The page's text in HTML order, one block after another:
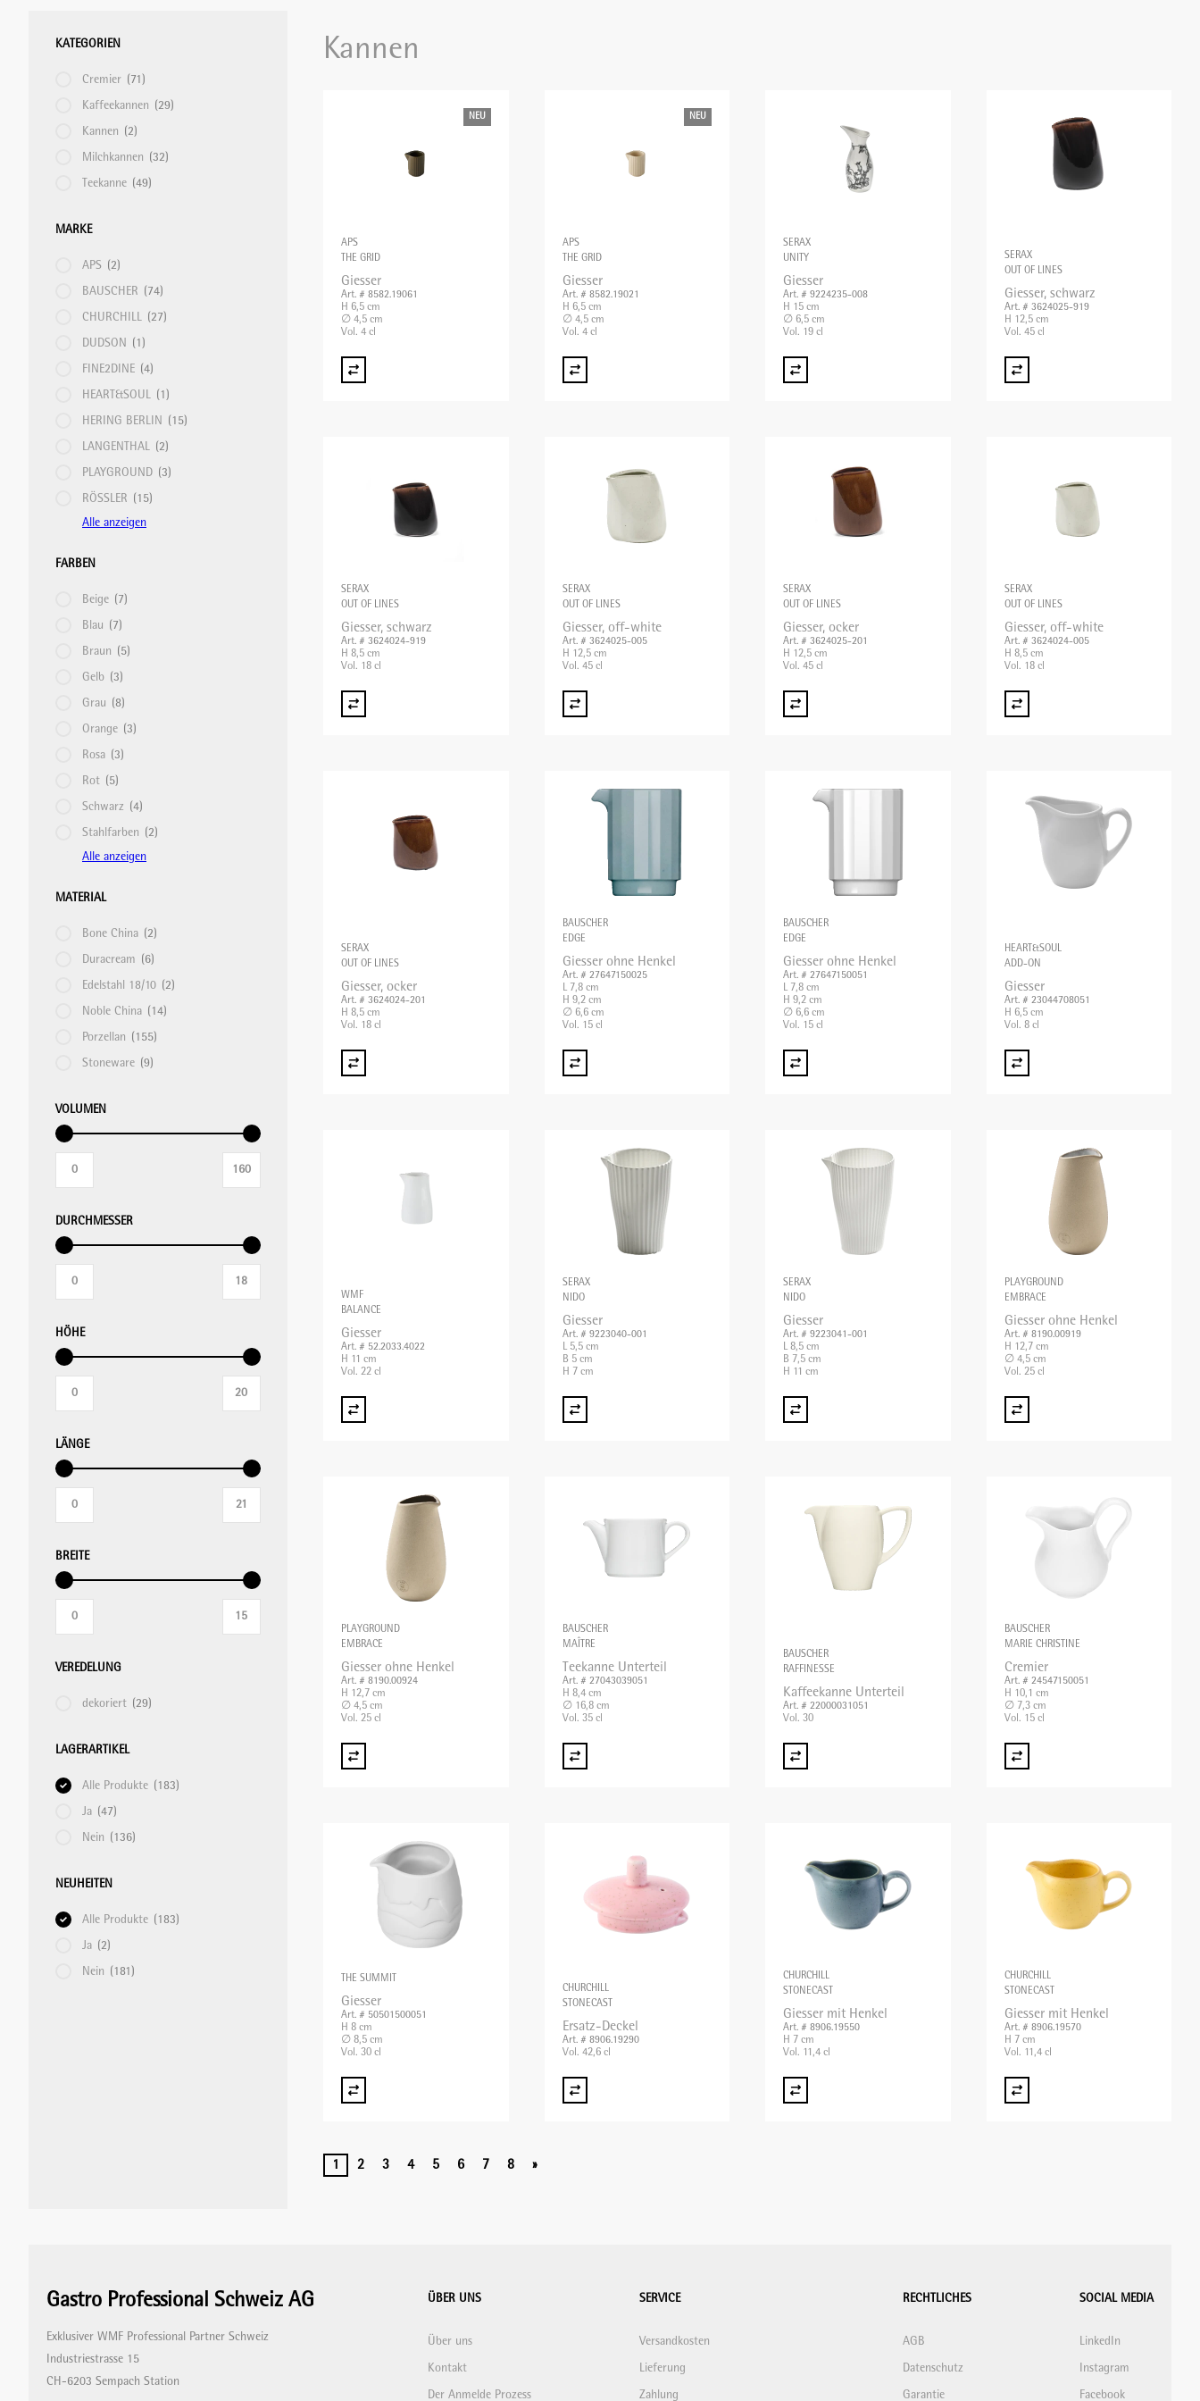
HEISSGETRÄNKE
KONTAKTGRILL/SALAMANDER
KÜHLGERÄTE/KÜHLVITRINEN
SCHNEIDEMASCHINEN
STABMIXER/GEWERBEMIXER/BLIXER
VAKUUMIERMASCHINEN
WAAGEN
TRINKGLÄSER MIT STIEL
KOCHGERÄTE
PIZZA/PASTA
SERVIERGESCHIRR
WEIN UND BAR
TISCHTEXTILIEN
PLATE-MATE
SERVIER-TRANSPORTWAGEN
SPEISETRANSPORT/GETRÄNKETRANSPORT
KATEGORIEN
Cremier (71)
Kaffeekannen (29)
Kannen (2)
Milchkannen (32)
Teekanne (49)
MARKE
APS (2)
BAUSCHER (74)
CHURCHILL (27)
DUDSON (1)
FINE2DINE (4)
HEART&SOUL (1)
HERING BERLIN (15)
LANGENTHAL (2)
PLAYGROUND (3)
RÖSSLER (15)
Alle anzeigen
FARBEN
Beige (7)
Blau (7)
Braun (5)
Gelb (3)
Grau (8)
Orange (3)
Rosa (3)
Rot (5)
Schwarz (4)
Stahlfarben (2)
Alle anzeigen
MATERIAL
Bone China (2)
Duracream (6)
Edelstahl 18/10 (2)
Noble China (14)
Porzellan (155)
Stoneware (9)
VOLUMEN
DURCHMESSER
HÖHE
LÄNGE
BREITE
VEREDELUNG
dekoriert (29)
LAGERARTIKEL
Alle Produkte (183)
Ja (47)
Nein (136)
NEUHEITEN
Alle Produkte (183)
Ja (2)
Nein (181)
Kannen
NEU
APS
THE GRID
Giesser
Art. # 8582.19061
H 6,5 cm
∅ 4,5 cm
Vol. 4 cl
NEU
APS
THE GRID
Giesser
Art. # 8582.19021
H 6,5 cm
∅ 4,5 cm
Vol. 4 cl
SERAX
UNITY
Giesser
Art. # 9224235-008
H 15 cm
∅ 6,5 cm
Vol. 19 cl
SERAX
OUT OF LINES
Giesser, schwarz
Art. # 3624025-919
H 12,5 cm
Vol. 45 cl
SERAX
OUT OF LINES
Giesser, schwarz
Art. # 3624024-919
H 8,5 cm
Vol. 18 cl
SERAX
OUT OF LINES
Giesser, off-white
Art. # 3624025-005
H 12,5 cm
Vol. 45 cl
SERAX
OUT OF LINES
Giesser, ocker
Art. # 3624025-201
H 12,5 cm
Vol. 45 cl
SERAX
OUT OF LINES
Giesser, off-white
Art. # 3624024-005
H 8,5 cm
Vol. 18 cl
SERAX
OUT OF LINES
Giesser, ocker
Art. # 3624024-201
H 8,5 cm
Vol. 18 cl
BAUSCHER
EDGE
Giesser ohne Henkel
Art. # 27647150025
L 7,8 cm
H 9,2 cm
∅ 6,6 cm
Vol. 15 cl
BAUSCHER
EDGE
Giesser ohne Henkel
Art. # 27647150051
L 7,8 cm
H 9,2 cm
∅ 6,6 cm
Vol. 15 cl
HEART&SOUL
ADD-ON
Giesser
Art. # 23044708051
H 6,5 cm
Vol. 8 cl
WMF
BALANCE
Giesser
Art. # 52.2033.4022
H 11 cm
Vol. 22 cl
SERAX
NIDO
Giesser
Art. # 9223040-001
L 5,5 cm
B 5 cm
H 7 cm
SERAX
NIDO
Giesser
Art. # 9223041-001
L 8,5 cm
B 7,5 cm
H 11 cm
PLAYGROUND
EMBRACE
Giesser ohne Henkel
Art. # 8190.00919
H 12,7 cm
∅ 4,5 cm
Vol. 25 cl
PLAYGROUND
EMBRACE
Giesser ohne Henkel
Art. # 8190.00924
H 12,7 cm
∅ 4,5 cm
Vol. 25 cl
BAUSCHER
MAÎTRE
Teekanne Unterteil
Art. # 27043039051
H 8,4 cm
∅ 16,8 cm
Vol. 35 cl
BAUSCHER
RAFFINESSE
Kaffeekanne Unterteil
Art. # 22000031051
Vol. 30
BAUSCHER
MARIE CHRISTINE
Cremier
Art. # 24547150051
H 10,1 cm
∅ 7,3 cm
Vol. 15 cl
THE SUMMIT
Giesser
Art. # 50501500051
H 8 cm
∅ 8,5 cm
Vol. 30 cl
CHURCHILL
STONECAST
Ersatz-Deckel
Art. # 8906.19290
Vol. 42,6 cl
CHURCHILL
STONECAST
Giesser mit Henkel
Art. # 8906.19550
H 7 cm
Vol. 11,4 cl
CHURCHILL
STONECAST
Giesser mit Henkel
Art. # 8906.19570
H 7 cm
Vol. 11,4 cl
1 2 3 4 5 6 7 8 »
ÜBER UNS
Über uns
Kontakt
Der Anmelde Prozess
SERVICE
Versandkosten
Lieferung
Zahlung
RECHTLICHES
AGB
Datenschutz
Garantie
SOCIAL MEDIA
LinkedIn
Instagram
Facebook
Gastro Professional Schweiz AG
Exklusiver WMF Professional Partner Schweiz
Industriestrasse 15
CH-6203 Sempach Station